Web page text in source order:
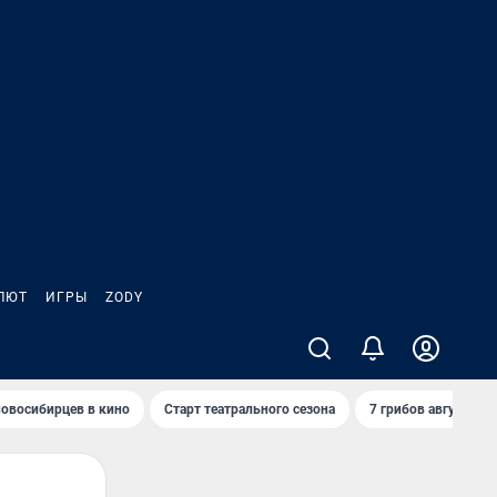
ИГРЫ ZODY
в кино Старт театрального сезона 7 грибов августа